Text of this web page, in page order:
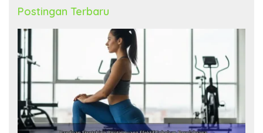
Postingan Terbaru